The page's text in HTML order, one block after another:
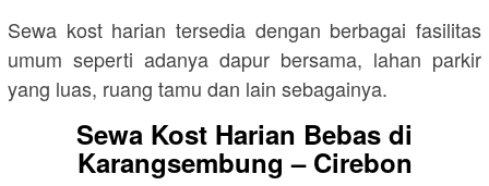
Sewa kost harian tersedia dengan berbagai fasilitas
umum seperti adanya dapur bersama, lahan parkir
yang luas, ruang tamu dan lain sebagainya.
Sewa Kost Harian Bebas di
Karangsembung – Cirebon